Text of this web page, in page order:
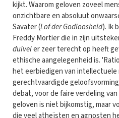
kijkt. Waarom geloven zoveel
onzichtbare en absoluut
Savater (Lof der Godloosheid). Ik
Freddy Mortier die in zijn
duiveler zeer terecht op heeft
ethische aangelegenheid is.
het eerbiedigen van intellectuele
gerechtvaardigde
debat, voor de faire verdeling
geloven is niet bijkomstig, maar
die veel atheïsten en agnosten